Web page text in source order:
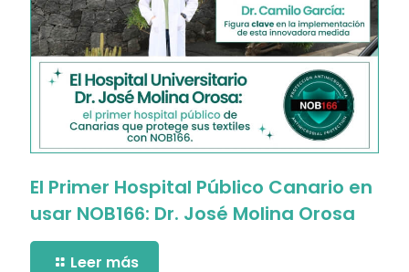
El Primer Hospital Público Canario en
usar NOB166: Dr. José Molina Orosa
Leer más